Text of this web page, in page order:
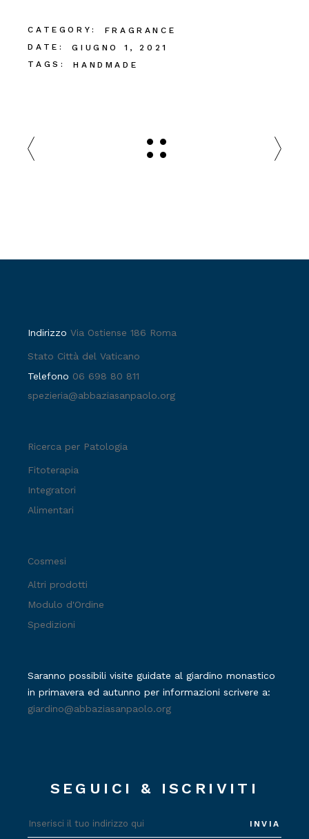
CATEGORY:
FRAGRANCE
DATE:
GIUGNO 1, 2021
TAGS:
HANDMADE
IndirizzoVia Ostiense 186 Roma
Stato Città del Vaticano
Telefono 06 698 80 811
spezieria@abbaziasanpaolo.org
Ricerca per Patologia
Fitoterapia
Integratori
Alimentari
Cosmesi
Altri prodotti
Modulo d'Ordine
Spedizioni
Saranno possibili visite guidate al giardino monastico
in primavera ed autunno per informazioni scrivere a:
giardino@abbaziasanpaolo.org
SEGUICI & ISCRIVITI
INVIA